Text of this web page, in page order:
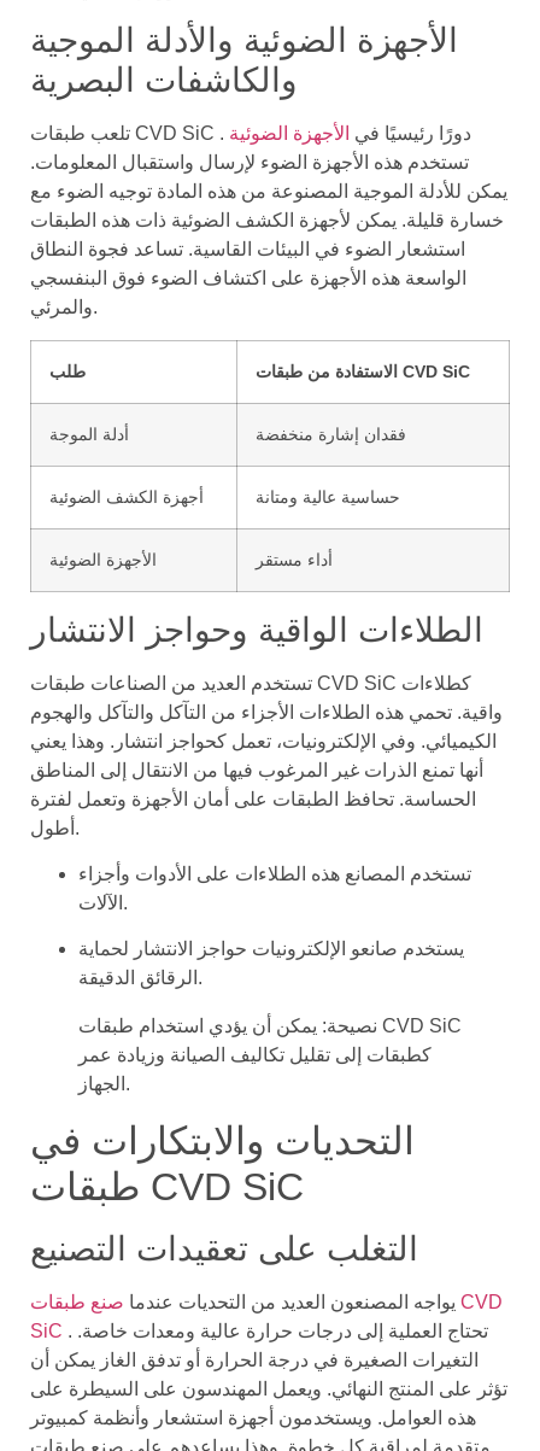
الأجهزة الضوئية والأدلة الموجية
والكاشفات البصرية
تلعب طبقات CVD SiC دورًا رئيسيًا في الأجهزة الضوئية .
تستخدم هذه الأجهزة الضوء لإرسال واستقبال المعلومات.
يمكن للأدلة الموجية المصنوعة من هذه المادة توجيه الضوء مع
خسارة قليلة. يمكن لأجهزة الكشف الضوئية ذات هذه الطبقات
استشعار الضوء في البيئات القاسية. تساعد فجوة النطاق
الواسعة هذه الأجهزة على اكتشاف الضوء فوق البنفسجي
والمرئي.
طلب الاستفادة من طبقات CVD SiC
أدلة الموجة فقدان إشارة منخفضة
أجهزة الكشف الضوئية حساسية عالية ومتانة
الأجهزة الضوئية أداء مستقر
الطلاءات الواقية وحواجز الانتشار
تستخدم العديد من الصناعات طبقات CVD SiC كطلاءات
واقية. تحمي هذه الطلاءات الأجزاء من التآكل والتآكل والهجوم
الكيميائي. وفي الإلكترونيات، تعمل كحواجز انتشار. وهذا يعني
أنها تمنع الذرات غير المرغوب فيها من الانتقال إلى المناطق
الحساسة. تحافظ الطبقات على أمان الأجهزة وتعمل لفترة
أطول.
تستخدم المصانع هذه الطلاءات على الأدوات وأجزاء
الآلات.
يستخدم صانعو الإلكترونيات حواجز الانتشار لحماية
الرقائق الدقيقة.
نصيحة: يمكن أن يؤدي استخدام طبقات CVD SiC
كطبقات إلى تقليل تكاليف الصيانة وزيادة عمر
الجهاز.
التحديات والابتكارات في
طبقات CVD SiC
التغلب على تعقيدات التصنيع
يواجه المصنعون العديد من التحديات عندما صنع طبقات CVD
SiC . تحتاج العملية إلى درجات حرارة عالية ومعدات خاصة.
التغيرات الصغيرة في درجة الحرارة أو تدفق الغاز يمكن أن
تؤثر على المنتج النهائي. ويعمل المهندسون على السيطرة على
هذه العوامل. ويستخدمون أجهزة استشعار وأنظمة كمبيوتر